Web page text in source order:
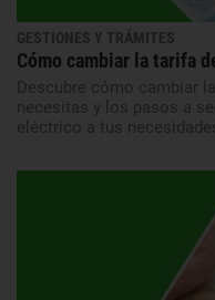
GESTIONES Y TRÁMITES
Cómo cambiar la tarifa
Descubre cómo cambiar
necesitas y los pasos a
eléctrico a tus